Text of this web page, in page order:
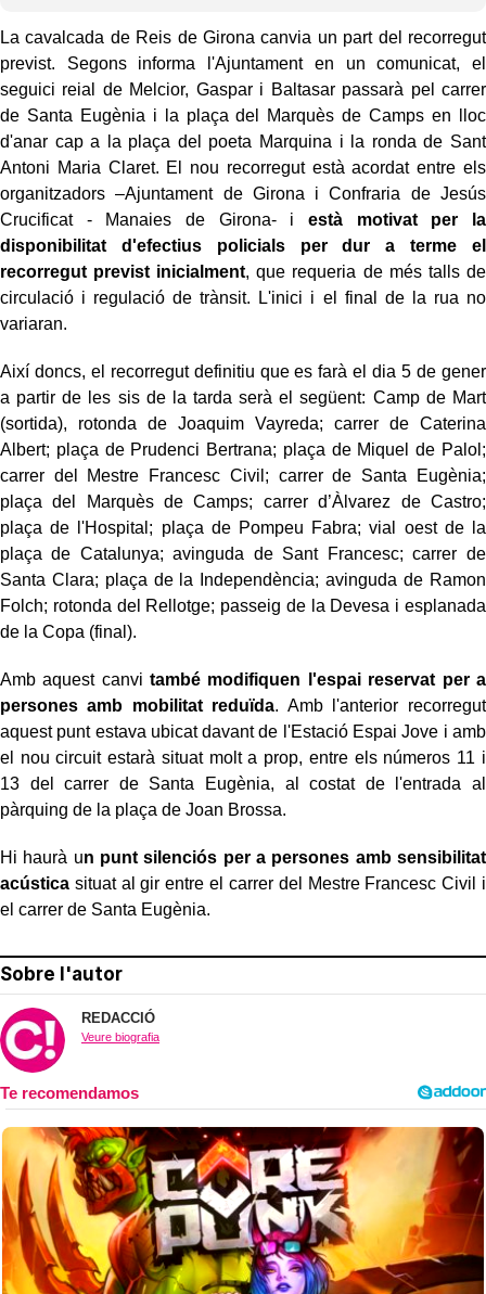
La cavalcada de Reis de Girona canvia un part del recorregut
previst. Segons informa l'Ajuntament en un comunicat, el
seguici reial de Melcior, Gaspar i Baltasar passarà pel carrer
de Santa Eugènia i la plaça del Marquès de Camps en lloc
d'anar cap a la plaça del poeta Marquina i la ronda de Sant
Antoni Maria Claret. El nou recorregut està acordat entre els
organitzadors –Ajuntament de Girona i Confraria de Jesús
Crucificat - Manaies de Girona- i està motivat per la
disponibilitat d'efectius policials per dur a terme el
recorregut previst inicialment, que requeria de més talls de
circulació i regulació de trànsit. L'inici i el final de la rua no
variaran.
Així doncs, el recorregut definitiu que es farà el dia 5 de gener
a partir de les sis de la tarda serà el següent: Camp de Mart
(sortida), rotonda de Joaquim Vayreda; carrer de Caterina
Albert; plaça de Prudenci Bertrana; plaça de Miquel de Palol;
carrer del Mestre Francesc Civil; carrer de Santa Eugènia;
plaça del Marquès de Camps; carrer d’Àlvarez de Castro;
plaça de l'Hospital; plaça de Pompeu Fabra; vial oest de la
plaça de Catalunya; avinguda de Sant Francesc; carrer de
Santa Clara; plaça de la Independència; avinguda de Ramon
Folch; rotonda del Rellotge; passeig de la Devesa i esplanada
de la Copa (final).
Amb aquest canvitambé modifiquen l'espai reservat per a
persones amb mobilitat reduïda. Amb l'anterior recorregut
aquest punt estava ubicat davant de l'Estació Espai Jove i amb
el nou circuit estarà situat molt a prop, entre els números 11 i
13 del carrer de Santa Eugènia, al costat de l'entrada al
pàrquing de la plaça de Joan Brossa.
Hi haurà un punt silenciós per a persones amb sensibilitat
acústica situat al gir entre el carrer del Mestre Francesc Civil i
el carrer de Santa Eugènia.
Sobre l'autor
REDACCIÓ
Veure biografia